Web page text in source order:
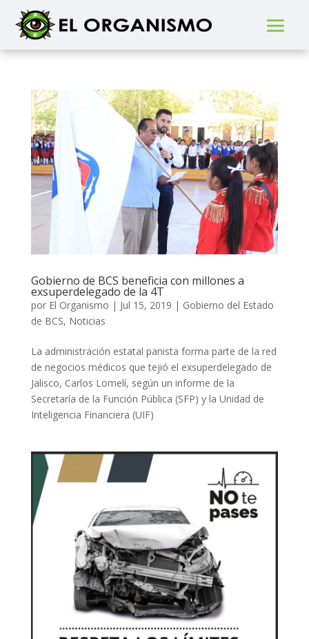
Gobierno de BCS beneficia con millones a
exsuperdelegado de la 4T
por El Organismo | Jul 15, 2019 | Gobierno del Estado
de BCS, Noticias
La administración estatal panista forma parte de la red
de negocios médicos que tejió el exsuperdelegado de
Jalisco, Carlos Lomelí, según un informe de la
Secretaría de la Función Pública (SFP) y la Unidad de
Inteligencia Financiera (UIF)